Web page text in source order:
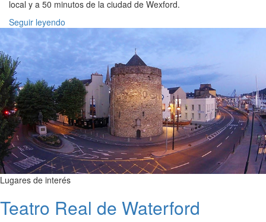
local y a 50 minutos de la ciudad de Wexford.
Seguir leyendo
Lugares de interés
Teatro Real de Waterford